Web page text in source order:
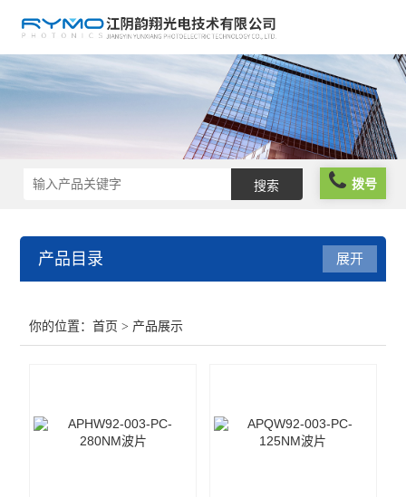
拨号
产品目录
光机械
展开
你的位置：首页 > 产品展示